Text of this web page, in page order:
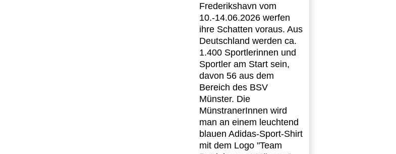
Frederikshavn vom
10.-14.06.2026 werfen
ihre Schatten voraus. Aus
Deutschland werden ca.
1.400 Sportlerinnen und
Sportler am Start sein,
davon 56 aus dem
Bereich des BSV
Münster. Die
MünstranerInnen wird
man an einem leuchtend
blauen Adidas-Sport-Shirt
mit dem Logo "Team